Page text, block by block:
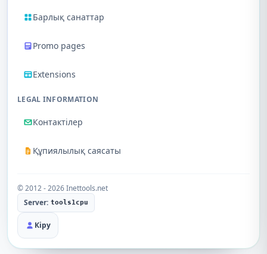
Барлық санаттар
Promo pages
Extensions
LEGAL INFORMATION
Контактілер
Құпиялылық саясаты
© 2012 - 2026 Inettools.net
Server: tools1cpu
Кіру